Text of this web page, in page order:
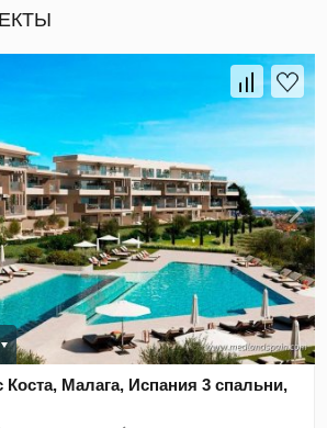
Коста, Малага, Испания 3 спальни,